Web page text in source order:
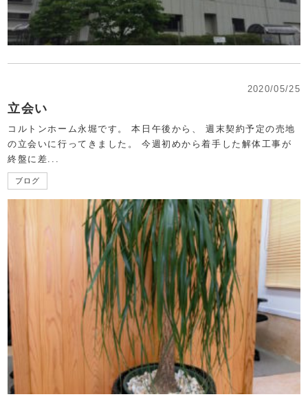
2020/05/25
立会い
コルトンホーム永堀です。 本日午後から、 週末契約予定の売地
の立会いに行ってきました。 今週初めから着手した解体工事が
終盤に差...
ブログ